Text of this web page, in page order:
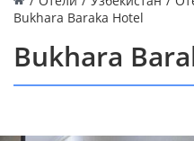
Bukhara Baraka Hotel
Bukhara